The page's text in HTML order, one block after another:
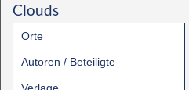
Clouds
Orte
Autoren / Beteiligte